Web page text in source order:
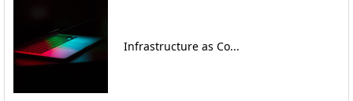
Infrastructure as Co...